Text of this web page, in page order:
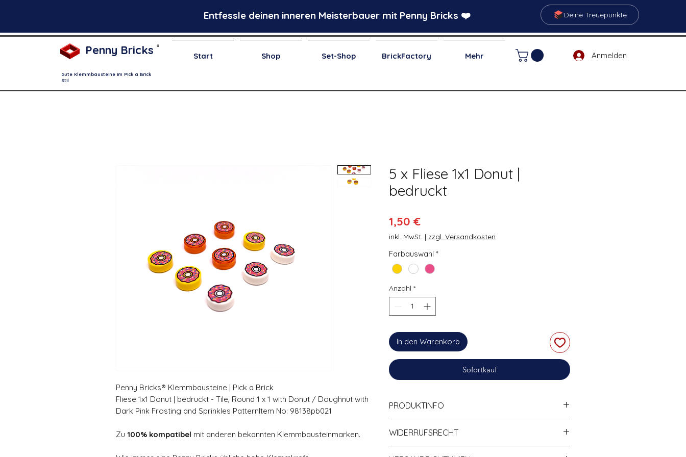
Entfessle deinen inneren Meisterbauer mit Penny Bricks ❤️ Deine Treuepunkte
Penny Bricks ®
Start Shop Set-Shop BrickFactory Mehr Anmelden
Gute Klemmbausteine im Pick a Brick
Stil
Penny Bricks® Klemmbausteine | Pick a Brick
Fliese 1x1 Donut | bedruckt - Tile, Round 1 x 1 with Donut / Doughnut with
Dark Pink Frosting and Sprinkles PatternItem No: 98138pb021
Zu 100% kompatibel mit anderen bekannten Klemmbausteinmarken.
5 x Fliese 1x1 Donut |
bedruckt
1,50 €Preis
inkl. MwSt. | zzgl. Versandkosten
Farbauswahl *
Anzahl *
In den Warenkorb
Sofortkauf
PRODUKTINFO
Klemmbausteinmarken.
Hohe Qualität; Hohe Klemmkraft;
WIDERRUFSRECHT